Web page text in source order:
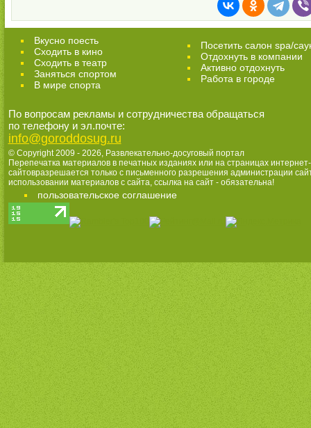
Вкусно поесть
Сходить в кино
Cходить в театр
Заняться спортом
В мире спорта
Посетить салон spa/
Отдохнуть в компании
Активно отдохнуть
Работа в городе
По вопросам рекламы и сотрудничества обращаться
по телефону и эл.почте:
info@goroddosug.ru
© Copyright 2009 - 2026, Развлекательно-досуговый портал
Перепечатка материалов в печатных изданиях или на страницах интернет-
сайтовразрешается только с письменного разрешения администрации
использовании материалов с сайта, ссылка на сайт - обязательна!
пользовательское соглашение